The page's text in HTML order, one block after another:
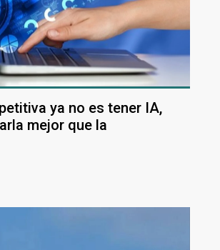
ya no es tener IA,
mejor que la